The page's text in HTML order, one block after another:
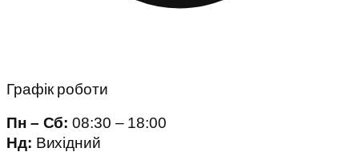
Графік роботи
Пн – Сб: 08:30 – 18:00
Нд: Вихідний